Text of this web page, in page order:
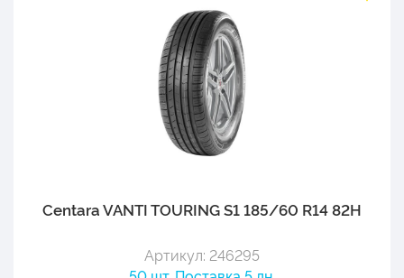
Centara VANTI TOURING S1 185/60 R14 82H
Артикул: 246295